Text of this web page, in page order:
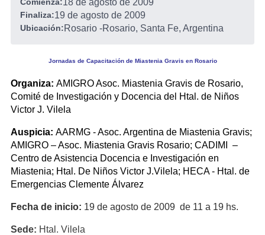
18 de agosto de 2009
Finaliza:19 de agosto de 2009
Ubicación:Rosario -Rosario, Santa Fe, Argentina
Jornadas de Capacitación de Miastenia Gravis en Rosario
Organiza: AMIGRO Asoc. Miastenia Gravis de Rosario,
Comité de Investigación y Docencia del Htal. de Niños
Victor J. Vilela
Auspicia: AARMG - Asoc. Argentina de Miastenia Gravis;
AMIGRO – Asoc. Miastenia Gravis Rosario; CADIMI –
Centro de Asistencia Docencia e Investigación en
Miastenia; Htal. De Niños Victor J.Vilela; HECA - Htal. de
Emergencias Clemente Álvarez
Fecha de inicio: 19 de agosto de 2009 de 11 a 19 hs.
Sede: Htal. Vilela